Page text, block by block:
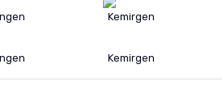
Kemirgen